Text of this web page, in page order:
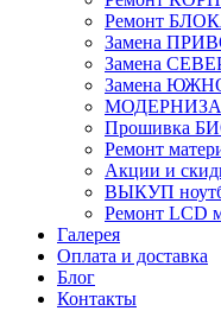
Ремонт
Замена
Замена
Замена
Прошивка
Ремонт
Акции и
ВЫКУП
Ремонт LCD
Галерея
Оплата и доставка
Блог
Контакты